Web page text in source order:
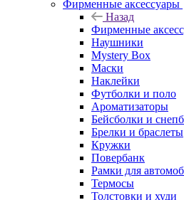
Фирменные аксессуары
Назад
Фирменные
Наушники
Mystery Box
Маски
Наклейки
Футболки и поло
Ароматизаторы
Бейсболки и
Брелки и браслеты
Кружки
Повербанк
Рамки для
Термосы
Толстовки и худи